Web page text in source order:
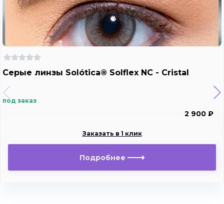
Серые линзы Solótica® Solflex NC - Cristal
под заказ
2 900 ₽
Заказать в 1 клик
Подробнее